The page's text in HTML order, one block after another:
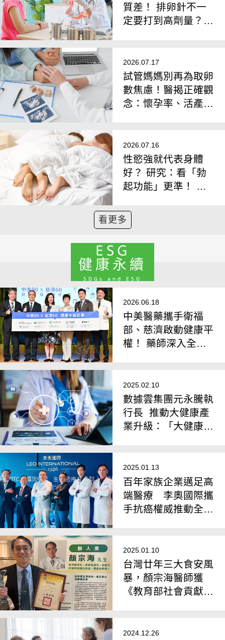
質差！ 排卵針不一
定要打到高劑量？
2026.07.17
試管媽媽別再為取卵
數焦慮！醫揭正確觀
念：懷孕率、活產率
2026.07.16
性慾強就代表身體
好？ 研究：看「勃
起功能」更準！ 硬
康
看更多
ESG
健康永續
SDGs and ESG
2026.06.18
中美醫藥攜手衛福
部、慈濟啟動健康平
權！ 藥師深入全台
2025.02.10
數據雲集團元永騰執
行長 推動大健康產
業升級：「大健康明
2025.01.13
百年家族企業邁足高
端醫療 李奧國際攜
手抗癌權威推動全民
2025.01.10
台灣廿年三大食安風
暴，顏宗海醫師獲
《教育部社會貢獻
2024.12.26